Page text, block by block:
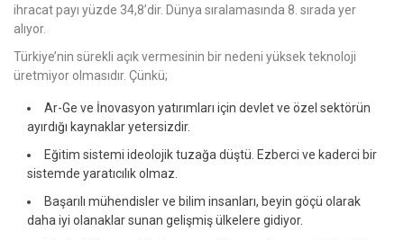
ihracat payı yüzde 34,8’dir. Dünya sıralamasında 8. sırada yer
alıyor.
Türkiye’nin sürekli açık vermesinin bir nedeni yüksek teknoloji
üretmiyor olmasıdır. Çünkü;
Ar-Ge ve İnovasyon yatırımları için devlet ve özel sektörün
ayırdığı kaynaklar yetersizdir.
Eğitim sistemi ideolojik tuzağa düştü. Ezberci ve kaderci bir
sistemde yaratıcılık olmaz.
Başarılı mühendisler ve bilim insanları, beyin göçü olarak
daha iyi olanaklar sunan gelişmiş ülkelere gidiyor.